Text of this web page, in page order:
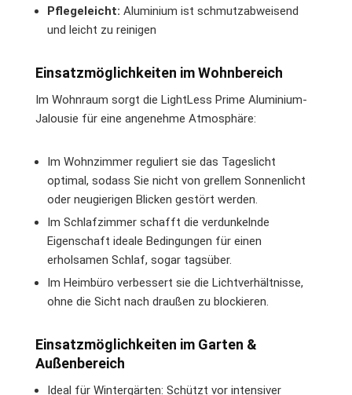
Pflegeleicht: Aluminium ist schmutzabweisend
und leicht zu reinigen
Einsatzmöglichkeiten im Wohnbereich
Im Wohnraum sorgt die LightLess Prime Aluminium-
Jalousie für eine angenehme Atmosphäre:
Im Wohnzimmer reguliert sie das Tageslicht
optimal, sodass Sie nicht von grellem Sonnenlicht
oder neugierigen Blicken gestört werden.
Im Schlafzimmer schafft die verdunkelnde
Eigenschaft ideale Bedingungen für einen
erholsamen Schlaf, sogar tagsüber.
Im Heimbüro verbessert sie die Lichtverhältnisse,
ohne die Sicht nach draußen zu blockieren.
Einsatzmöglichkeiten im Garten &
Außenbereich
Ideal für Wintergärten: Schützt vor intensiver